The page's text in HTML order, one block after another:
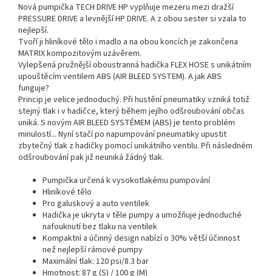
Nová pumpička TECH DRIVE HP vyplňuje mezeru mezi dražší
PRESSURE DRIVE a levnější HP DRIVE. A z obou sester si vzala to
nejlepší.
Tvoří ji hliníkové tělo i madlo a na obou koncích je zakončena
MATRIX kompozitovým uzávěrem.
Vylepšená pružnější oboustranná hadička FLEX HOSE s unikátním
upouštěcím ventilem ABS (AIR BLEED SYSTEM). A jak ABS
funguje?
Princip je velice jednoduchý. Při hustění pneumatiky vzniká totiž
stejný tlak i v hadičce, který během jejího odšroubování občas
uniká. S novým AIR BLEED SYSTÉMEM (ABS) je tento problém
minulostí... Nyní stačí po napumpování pneumatiky upustit
zbytečný tlak z hadičky pomocí unikátního ventilu. Při následném
odšroubování pak již neuniká žádný tlak.
Pumpička určená k vysokotlakému pumpování
Hliníkové tělo
Pro galuskový a auto ventilek
Hadička je ukryta v těle pumpy a umožňuje jednoduché
nafouknutí bez tlaku na ventilek
Kompaktní a účinný design nabízí o 30% větší účinnost
než nejlepší rámové pumpy
Maximální tlak: 120 psi/8.3 bar
Hmotnost: 87 g (S) / 100 g (M)